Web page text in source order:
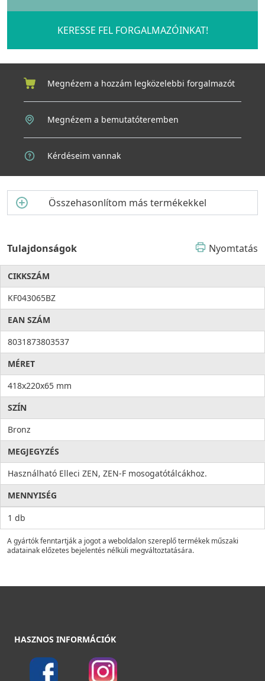
KERESSE FEL FORGALMAZÓINKAT!
Megnézem a hozzám legközelebbi forgalmazót
Megnézem a bemutatóteremben
Kérdéseim vannak
Összehasonlítom más termékekkel
Tulajdonságok Nyomtatás
CIKKSZÁM
KF043065BZ
EAN SZÁM
8031873803537
MÉRET
418x220x65 mm
SZÍN
Bronz
MEGJEGYZÉS
Használható Elleci ZEN, ZEN-F mosogatótálcákhoz.
MENNYISÉG
1 db
A gyártók fenntartják a jogot a weboldalon szereplő termékek műszaki
adatainak előzetes bejelentés nélküli megváltoztatására.
HASZNOS INFORMÁCIÓK